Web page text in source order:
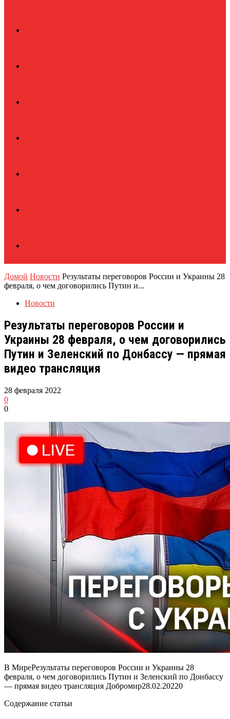
Домой Новости Результаты переговоров России и Украины 28
февраля, о чем договорились Путин и...
Новости
Результаты переговоров России и
Украины 28 февраля, о чем договорились
Путин и Зеленский по Донбассу — прямая
видео трансляция
28 февраля 2022
0
0
В МиреРезультаты переговоров России и Украины 28
февраля, о чем договорились Путин и Зеленский по Донбассу
— прямая видео трансляция Добромир28.02.20220
Содержание статьи